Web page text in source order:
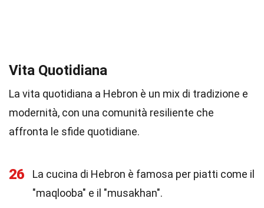
Vita Quotidiana
La vita quotidiana a Hebron è un mix di tradizione e
modernità, con una comunità resiliente che
affronta le sfide quotidiane.
26
La cucina di Hebron è famosa per piatti come il
"maqlooba" e il "musakhan".